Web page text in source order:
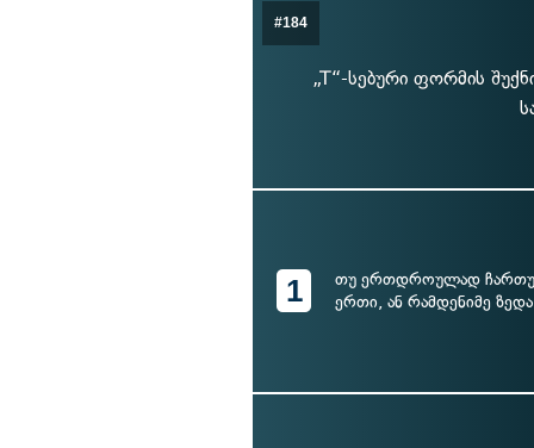
#184
„T“-სებური ფორმის
1
თუ ერთდროულად
ერთი, ან რამდენიმე